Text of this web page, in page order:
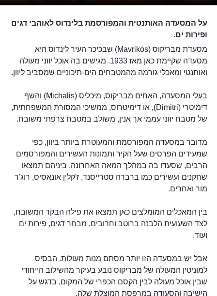
על המסעדה האותנטית והמפורסמת בלינדוס לאוהבי דגים
ופירות ים.
מסעדת מבריקוס (Mavrikos) שבכיכר העיר לינדוס היא
מסעדה שקיימת כאן מאז 1933. מגישים בה אוכל יווני מעולה
ואותנטי ומאכלי גורמה מהמטבחים הים-תיכוניים שמסביב ליוון.
בעלי המסעדה, האחים מבריקוס, מיכליס (Michalis) והשף
דימיטרי (Dimitri), או דימיטרוס, ממשיכי המסורת המשפחתית,
של מטבח יווני עממי אך אנין, משולב במטבח צרפתי משובח.
מדובר במסעדה המפורסמת והמעוטרת ביותר ביוון, כפי
שמעידים הפרסים שעל הקיר ותמונות העשירים והמפורסמים
הרבים, שסעדו בה במהלך המאה האחרונה. ביניהם תמצאו
שחקנים ועשירים כמו ברברה סטרייסנד, ז'קלין אונאסיס, רוג'ר
מור ואחרים.
בין המאכלים המומלצים כאן תמצאו את פילה הבקר המשובח,
לצד השעועית הלבנה ברוטב וחרובים, מבחר דגים, פירות ים
ועוד.
אבל יש במסעדה הזו יותר מסתם מנות מעולות. הבסיס
למוניטין המעולה של מבריקוס נובע בעיקר מהשילוב הייחודי
שבין אוכל מעולה לבין הקסם הכפרי של המקום, בדגש על
הישיבה והסעודה במרפסת המוצלת שלה.